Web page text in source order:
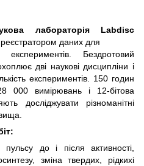
лабораторія Labdisc
даних для
Бездротовий
дві наукові дисципліни і
експериментів. 150 годин
000 вимірювань і 12-бітова
досліджувати різноманітні
до і після активності,
зміна твердих, рідкихі